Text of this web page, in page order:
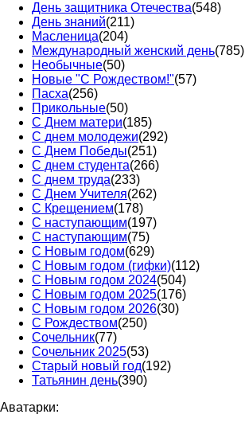
День защитника Отечества(548)
День знаний(211)
Масленица(204)
Международный женский день(785)
Необычные(50)
Новые "С Рождеством!"(57)
Пасха(256)
Прикольные(50)
С Днем матери(185)
С днем молодежи(292)
С Днем Победы(251)
С днем студента(266)
С днем труда(233)
С Днем Учителя(262)
С Крещением(178)
С наступающим(197)
С наступающим(75)
С Новым годом(629)
С Новым годом (гифки)(112)
С Новым годом 2024(504)
С Новым годом 2025(176)
С Новым годом 2026(30)
С Рождеством(250)
Сочельник(77)
Сочельник 2025(53)
Старый новый год(192)
Татьянин день(390)
Аватарки: